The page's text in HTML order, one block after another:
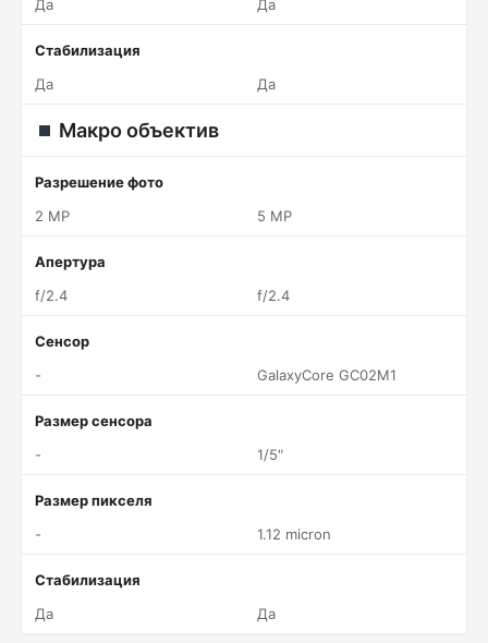
Да
Да
Стабилизация
Да
Да
Макро объектив
Разрешение фото
2 MP
5 MP
Апертура
f/2.4
f/2.4
Сенсор
-
GalaxyCore GC02M1
Размер сенсора
-
1/5"
Размер пикселя
-
1.12 micron
Стабилизация
Да
Да